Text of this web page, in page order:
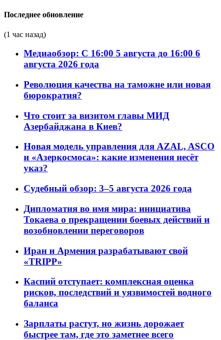
Последнее обновление
(1 час назад)
Медиаобзор: С 16:00 5 августа до 16:00 6
августа 2026 года
Революция качества на таможне или новая
бюрократия?
Что стоит за визитом главы МИД
Азербайджана в Киев?
Новая модель управления для AZAL, ASCO
и «Азеркосмоса»: какие изменения несёт
указ?
Судебный обзор: 3–5 августа 2026 года
Дипломатия во имя мира: инициатива
Токаева о прекращении боевых действий и
возобновлении переговоров
Иран и Армения разрабатывают свой
«TRIPP»
Каспий отступает: комплексная оценка
рисков, последствий и уязвимостей водного
баланса
Зарплаты растут, но жизнь дорожает
быстрее там, где это заметнее всего